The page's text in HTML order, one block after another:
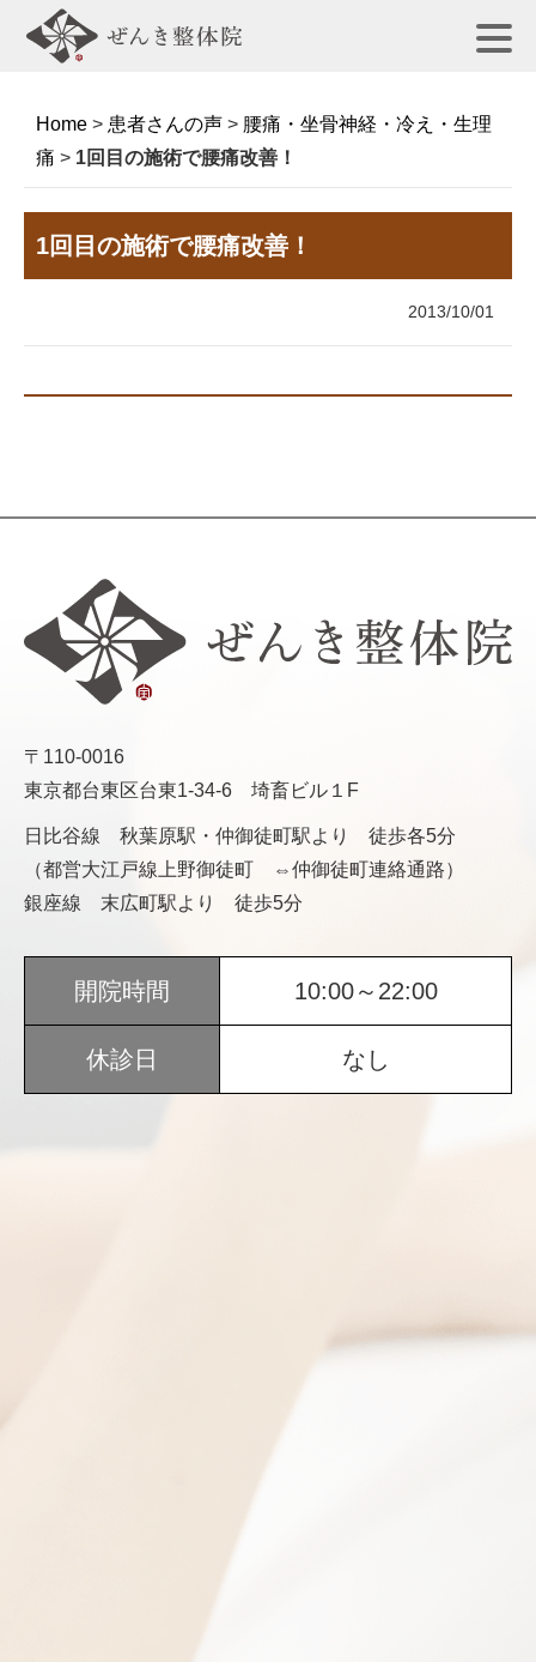
Home > 患者さんの声 > 腰痛・坐骨神経・冷え・生理
痛 > 1回目の施術で腰痛改善！
1回目の施術で腰痛改善！
2013/10/01
〒110-0016
東京都台東区台東1-34-6 埼畜ビル１F
日比谷線 秋葉原駅・仲御徒町駅より 徒歩各5分
（都営大江戸線上野御徒町 ⇔仲御徒町連絡通路）
銀座線 末広町駅より 徒歩5分
開院時間 10:00～22:00
休診日 なし